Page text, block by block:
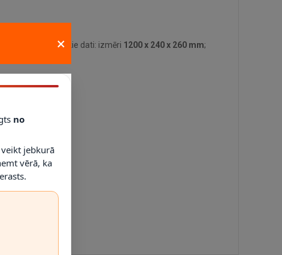
Galvenie tehniskie dati: izmēri 1200 x 240 x 260 mm;
×
no
jebkurā
vērā, ka